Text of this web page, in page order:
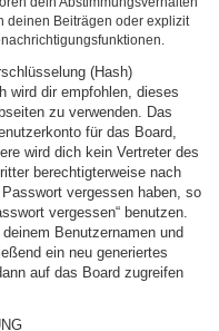
deinen Beiträgen oder explizit
(Hash)
wird dir empfohlen, dieses
zu verwenden. Das
für das Board,
wird dich kein Vertreter des
berechtigterweise nach
vergessen haben, so
vergessen“ benutzen.
Benutzernamen und
ein neu generiertes
auf das Board zugreifen